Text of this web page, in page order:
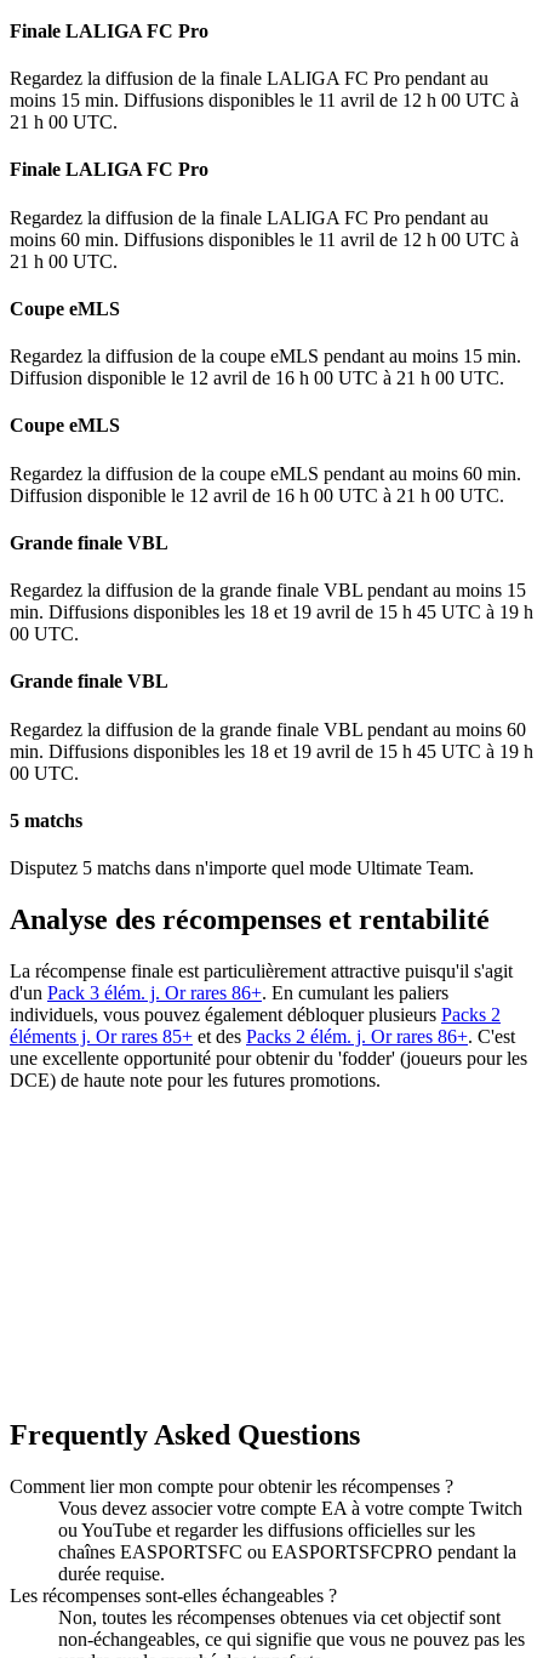
Finale LALIGA FC Pro
Regardez la diffusion de la finale LALIGA FC Pro pendant au
moins 15 min. Diffusions disponibles le 11 avril de 12 h 00 UTC à
21 h 00 UTC.
Finale LALIGA FC Pro
Regardez la diffusion de la finale LALIGA FC Pro pendant au
moins 60 min. Diffusions disponibles le 11 avril de 12 h 00 UTC à
21 h 00 UTC.
Coupe eMLS
Regardez la diffusion de la coupe eMLS pendant au moins 15 min.
Diffusion disponible le 12 avril de 16 h 00 UTC à 21 h 00 UTC.
Coupe eMLS
Regardez la diffusion de la coupe eMLS pendant au moins 60 min.
Diffusion disponible le 12 avril de 16 h 00 UTC à 21 h 00 UTC.
Grande finale VBL
Regardez la diffusion de la grande finale VBL pendant au moins 15
min. Diffusions disponibles les 18 et 19 avril de 15 h 45 UTC à 19 h
00 UTC.
Grande finale VBL
Regardez la diffusion de la grande finale VBL pendant au moins 60
min. Diffusions disponibles les 18 et 19 avril de 15 h 45 UTC à 19 h
00 UTC.
5 matchs
Disputez 5 matchs dans n'importe quel mode Ultimate Team.
Analyse des récompenses et rentabilité
La récompense finale est particulièrement attractive puisqu'il s'agit
d'un Pack 3 élém. j. Or rares 86+. En cumulant les paliers
individuels, vous pouvez également débloquer plusieurs Packs 2
éléments j. Or rares 85+ et des Packs 2 élém. j. Or rares 86+. C'est
une excellente opportunité pour obtenir du 'fodder' (joueurs pour les
DCE) de haute note pour les futures promotions.
Frequently Asked Questions
Comment lier mon compte pour obtenir les récompenses ?
Vous devez associer votre compte EA à votre compte Twitch
ou YouTube et regarder les diffusions officielles sur les
chaînes EASPORTSFC ou EASPORTSFCPRO pendant la
durée requise.
Les récompenses sont-elles échangeables ?
Non, toutes les récompenses obtenues via cet objectif sont
non-échangeables, ce qui signifie que vous ne pouvez pas les